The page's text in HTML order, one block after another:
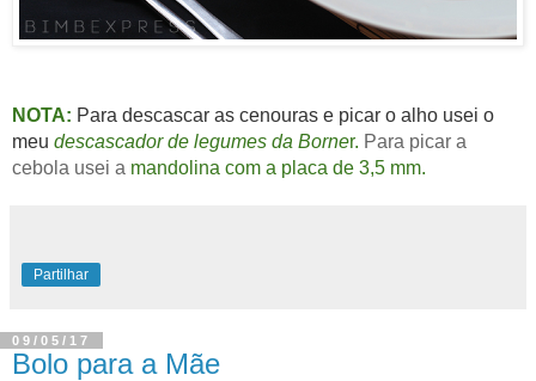
NOTA: Para descascar as cenouras e picar o alho usei o
meu descascador de legumes da Borner. Para picar a
cebola usei a mandolina com a placa de 3,5 mm.
Partilhar
09/05/17
Bolo para a Mãe